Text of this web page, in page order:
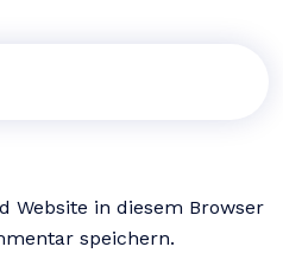
Website in diesem Browser
speichern.